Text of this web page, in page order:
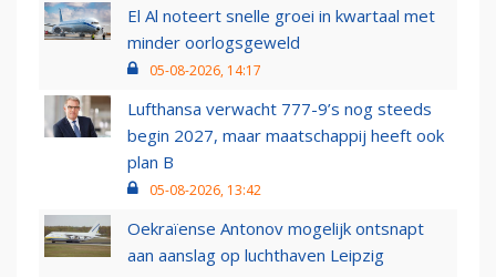
El Al noteert snelle groei in kwartaal met
minder oorlogsgeweld
05-08-2026, 14:17
Lufthansa verwacht 777-9’s nog steeds
begin 2027, maar maatschappij heeft ook
plan B
05-08-2026, 13:42
Oekraïense Antonov mogelijk ontsnapt
aan aanslag op luchthaven Leipzig